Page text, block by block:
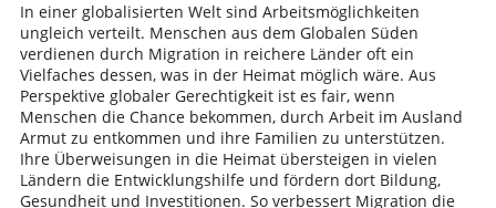
In einer globalisierten Welt sind Arbeitsmöglichkeiten
ungleich verteilt. Menschen aus dem Globalen Süden
verdienen durch Migration in reichere Länder oft ein
Vielfaches dessen, was in der Heimat möglich wäre. Aus
Perspektive globaler Gerechtigkeit ist es fair, wenn
Menschen die Chance bekommen, durch Arbeit im Ausland
Armut zu entkommen und ihre Familien zu unterstützen.
Ihre Überweisungen in die Heimat übersteigen in vielen
Ländern die Entwicklungshilfe und fördern dort Bildung,
Gesundheit und Investitionen. So verbessert Migration die